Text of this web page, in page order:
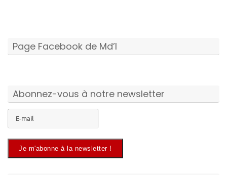
Page Facebook de Md’I
Abonnez-vous à notre newsletter